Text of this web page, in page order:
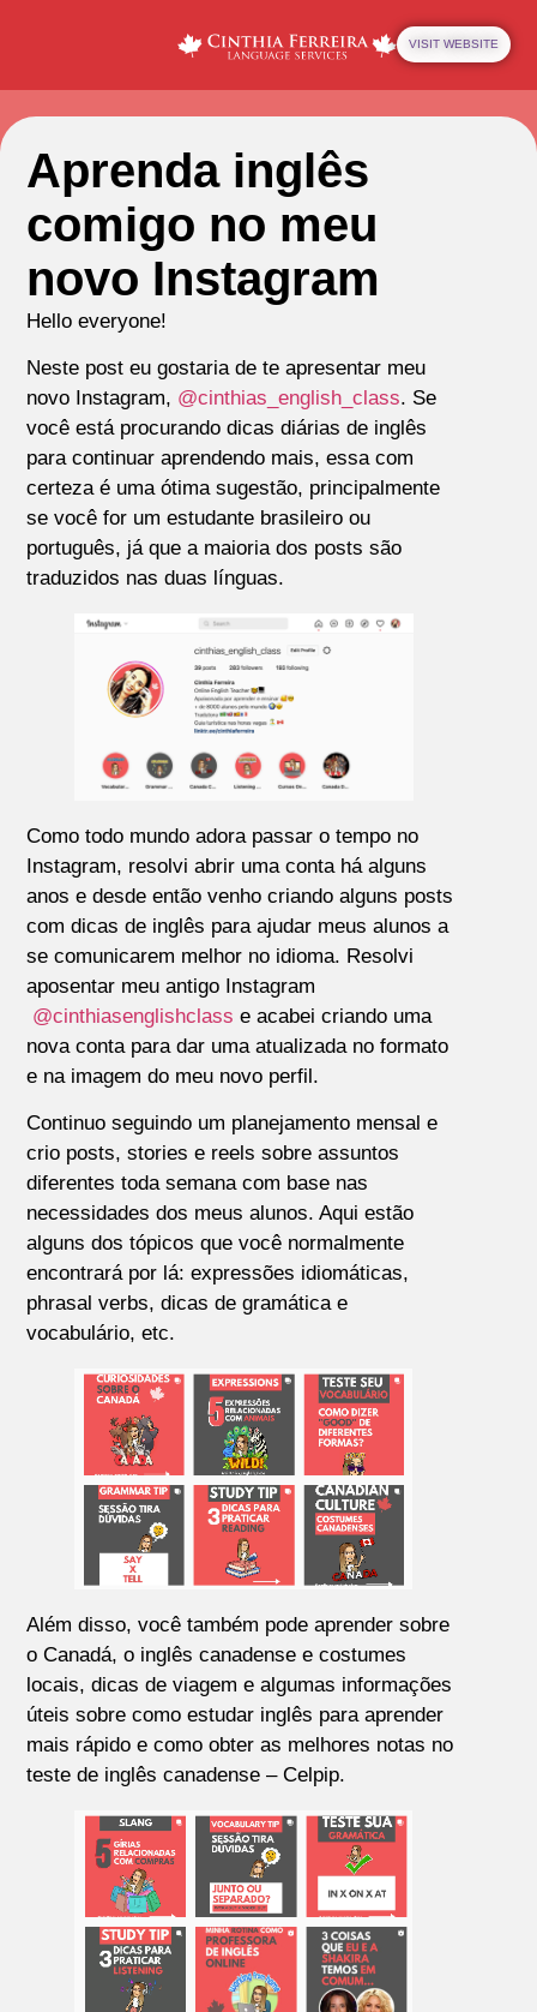
VISIT WEBSITE
Aprenda inglês
comigo no meu
novo Instagram
Hello everyone!
Neste post eu gostaria de te apresentar meu
novo Instagram, @cinthias_english_class. Se
você está procurando dicas diárias de inglês
para continuar aprendendo mais, essa com
certeza é uma ótima sugestão, principalmente
se você for um estudante brasileiro ou
português, já que a maioria dos posts são
traduzidos nas duas línguas.
Como todo mundo adora passar o tempo no
Instagram, resolvi abrir uma conta há alguns
anos e desde então venho criando alguns posts
com dicas de inglês para ajudar meus alunos a
se comunicarem melhor no idioma. Resolvi
aposentar meu antigo Instagram
@cinthiasenglishclass e acabei criando uma
nova conta para dar uma atualizada no formato
e na imagem do meu novo perfil.
Continuo seguindo um planejamento mensal e
crio posts, stories e reels sobre assuntos
diferentes toda semana com base nas
necessidades dos meus alunos. Aqui estão
alguns dos tópicos que você normalmente
encontrará por lá: expressões idiomáticas,
phrasal verbs, dicas de gramática e
vocabulário, etc.
Além disso, você também pode aprender sobre
o Canadá, o inglês canadense e costumes
locais, dicas de viagem e algumas informações
úteis sobre como estudar inglês para aprender
mais rápido e como obter as melhores notas no
teste de inglês canadense – Celpip.